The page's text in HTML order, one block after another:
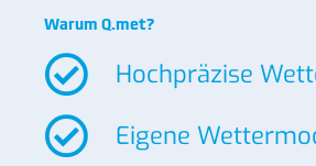
Warum Q.met?
Hochpräzise
Eigene